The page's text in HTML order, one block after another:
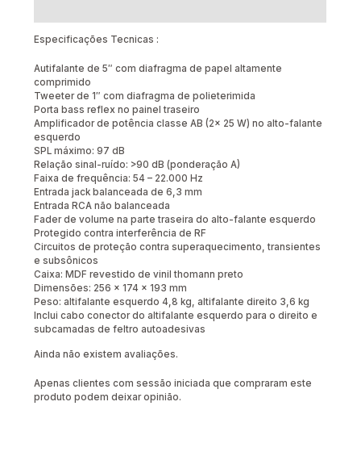
Especificações Tecnicas :
Autifalante de 5″ com diafragma de papel altamente
comprimido
Tweeter de 1″ com diafragma de polieterimida
Porta bass reflex no painel traseiro
Amplificador de potência classe AB (2x 25 W) no alto-falante
esquerdo
SPL máximo: 97 dB
Relação sinal-ruído: >90 dB (ponderação A)
Faixa de frequência: 54 – 22.000 Hz
Entrada jack balanceada de 6,3 mm
Entrada RCA não balanceada
Fader de volume na parte traseira do alto-falante esquerdo
Protegido contra interferência de RF
Circuitos de proteção contra superaquecimento, transientes
e subsônicos
Caixa: MDF revestido de vinil thomann preto
Dimensões: 256 x 174 x 193 mm
Peso: altifalante esquerdo 4,8 kg, altifalante direito 3,6 kg
Inclui cabo conector do altifalante esquerdo para o direito e
subcamadas de feltro autoadesivas
Ainda não existem avaliações.
Apenas clientes com sessão iniciada que compraram este
produto podem deixar opinião.